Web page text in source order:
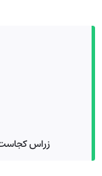
زراس